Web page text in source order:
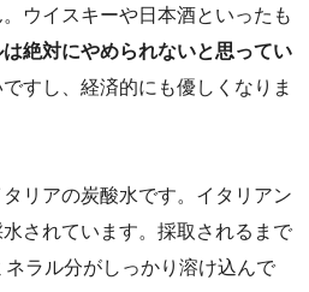
ウイスキーや日本酒といったも
絶対にやめられないと思ってい
すし、経済的にも優しくなりま
リアの炭酸水です。イタリアン
されています。採取されるまで
ラル分がしっかり溶け込んで